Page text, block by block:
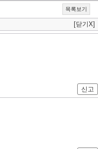
목록보기
[닫기X]
신고